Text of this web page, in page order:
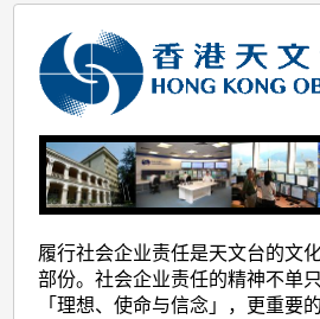
社
会
企
业
责
任
履行社会企业责任是天文台的文
部份。社会企业责任的精神不单
「理想、使命与信念」，更重要